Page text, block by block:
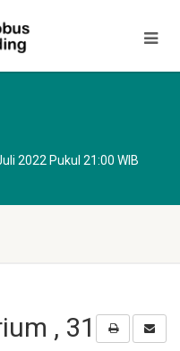
2022 Pukul 21:00 WIB
, 31